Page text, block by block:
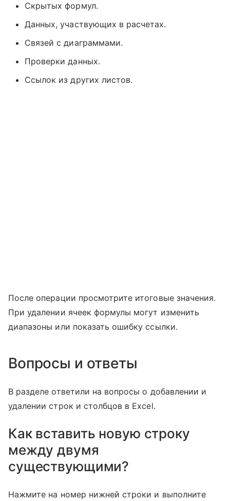
Скрытых формул.
Данных, участвующих в расчетах.
Связей с диаграммами.
Проверки данных.
Ссылок из других листов.
После операции просмотрите итоговые значения.
При удалении ячеек формулы могут изменить
диапазоны или показать ошибку ссылки.
Вопросы и ответы
В разделе ответили на вопросы о добавлении и
удалении строк и столбцов в Excel.
Как вставить новую строку
между двумя
существующими?
Нажмите на номер нижней строки и выполните